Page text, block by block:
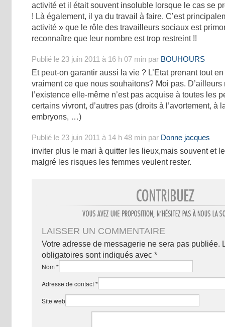
activité et il était souvent insoluble lorsque le cas se
! Là également, il ya du travail à faire. C’est
activité » que le rôle des travailleurs sociaux est
reconnaître que leur nombre est trop restreint !!
Publié le 23 juin 2011 à 16 h 07 min par BOUHOURS
Et peut-on garantir aussi la vie ? L’Etat prenant tout
vraiment ce que nous souhaitons? Moi pas.
l’existence elle-même n’est pas acquise à toutes les
certains vivront, d’autres pas (droits à l’avortement, à
embryons, …)
Publié le 23 juin 2011 à 14 h 48 min par Donne jacques
inviter plus le mari à quitter les lieux,mais souvent et
malgré les risques les femmes veulent rester.
LAISSER UN COMMENTAIRE
Votre adresse de messagerie ne sera pas publiée.
obligatoires sont indiqués avec *
Nom *
Adresse de contact *
Site web